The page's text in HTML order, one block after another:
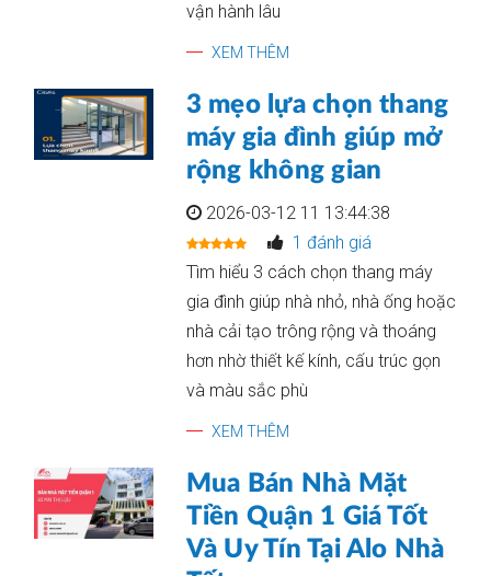
vận hành lâu
XEM THÊM
3 mẹo lựa chọn thang
máy gia đình giúp mở
rộng không gian
2026-03-12 11 13:44:38
1 đánh giá
Tìm hiểu 3 cách chọn thang máy
gia đình giúp nhà nhỏ, nhà ống hoặc
nhà cải tạo trông rộng và thoáng
hơn nhờ thiết kế kính, cấu trúc gọn
và màu sắc phù
XEM THÊM
Mua Bán Nhà Mặt
Tiền Quận 1 Giá Tốt
Và Uy Tín Tại Alo Nhà